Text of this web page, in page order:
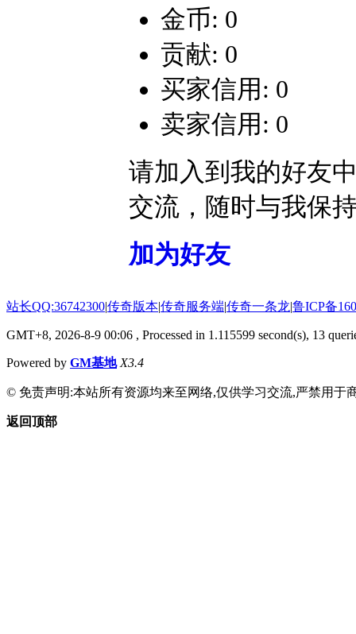
金币: 0
贡献: 0
买家信用: 0
卖家信用: 0
请加入到我的好友
交流，随时与我保
加为好友
站长QQ:36742300|传奇版本|传奇服务端|传奇一条龙|鲁ICP备
GMT+8, 2026-8-9 00:06 , Processed in 1.115599 second(s), 13
Powered by GM基地 X3.4
© 免责声明:本站所有资源均来至网络,仅供学习交流,严禁用于
返回顶部